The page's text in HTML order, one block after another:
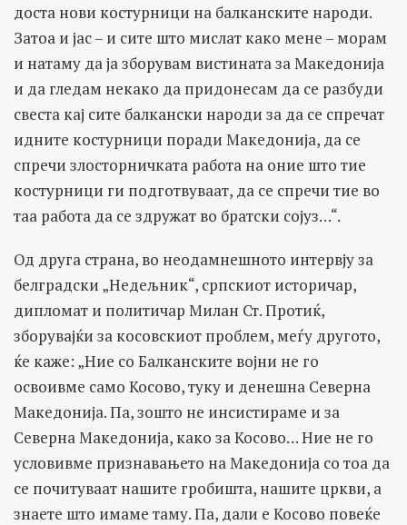
доста нови костурници на балканските народи.
Затоа и јас – и сите што мислат како мене – морам
и натаму да ја зборувам вистината за Македонија
и да гледам некако да придонесам да се разбуди
свеста кај сите балкански народи за да се спречат
идните костурници поради Македонија, да се
спречи злосторничката работа на оние што тие
костурници ги подготвуваат, да се спречи тие во
таа работа да се здружат во братски сојуз…“.
Од друга страна, во неодамнешното интервју за
белградски „Недељник“, српскиот историчар,
дипломат и политичар Милан Ст. Протиќ,
зборувајќи за косовскиот проблем, меѓу другото,
ќе каже: „Ние со Балканските војни не го
освоивме само Косово, туку и денешна Северна
Македонија. Па, зошто не инсистираме и за
Северна Македонија, како за Косово… Ние не го
условивме признавањето на Македонија со тоа да
се почитуваат нашите гробишта, нашите цркви, а
знаете што имаме таму. Па, дали е Косово повеќе